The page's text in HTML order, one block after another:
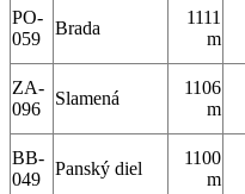
PO-
059
Brada
1111
m
ZA-
096
Slamená
1106
m
BB-
049
Panský diel
1100
m